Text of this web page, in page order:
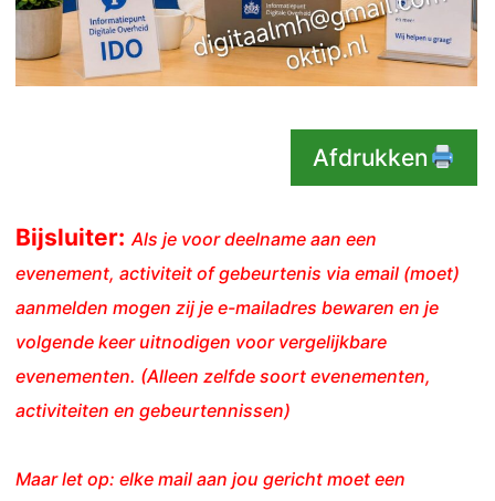
Afdrukken
Bijsluiter: Als je voor deelname aan een
evenement, activiteit of gebeurtenis via email (moet)
aanmelden mogen zij je e-mailadres bewaren en je
volgende keer uitnodigen voor vergelijkbare
evenementen. (Alleen zelfde soort evenementen,
activiteiten en gebeurtennissen)
Maar let op: elke mail aan jou gericht moet een